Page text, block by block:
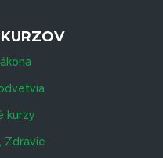
kurzy
Zdravie